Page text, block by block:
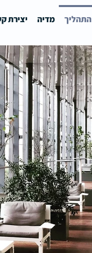
התהליך מדיה יצירת